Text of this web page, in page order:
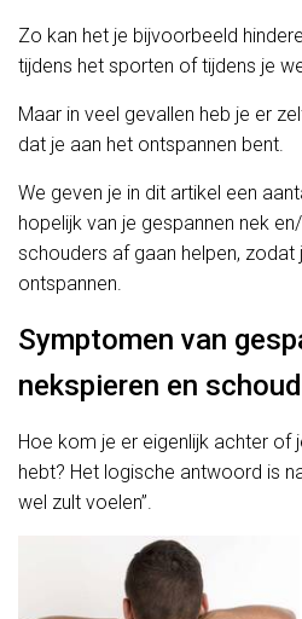
Zo kan het je bijvoorbeeld
tijdens het sporten of tijdens je
Maar in veel gevallen heb je er
dat je aan het ontspannen bent.
We geven je in dit artikel een
hopelijk van je gespannen nek
schouders af gaan helpen, zodat
ontspannen.
Symptomen van
nekspieren en
Hoe kom je er eigenlijk achter of
hebt? Het logische antwoord is
wel zult voelen”.